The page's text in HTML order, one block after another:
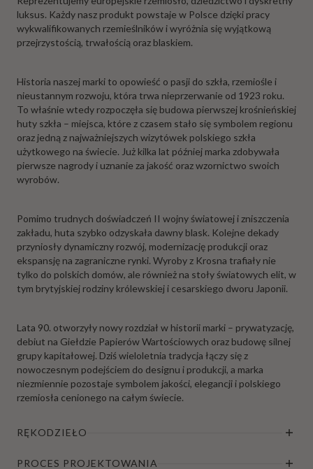
luksus. Każdy nasz produkt powstaje w Polsce dzięki pracy
wykwalifikowanych rzemieślników i wyróżnia się wyjątkową
przejrzystością, trwałością oraz blaskiem.
Historia naszej marki to opowieść o pasji do szkła, rzemiośle i
nieustannym rozwoju, która trwa nieprzerwanie od 1923 roku.
To właśnie wtedy rozpoczęła się budowa pierwszej krośnieńskiej
huty szkła – miejsca, które z czasem stało się symbolem regionu
oraz jedną z najważniejszych wizytówek polskiego szkła
użytkowego na świecie. Już kilka lat później marka zdobywała
pierwsze nagrody i uznanie za jakość oraz wzornictwo swoich
wyrobów.
Pomimo trudnych doświadczeń II wojny światowej i zniszczenia
zakładu, huta szybko odzyskała dawny blask. Kolejne dekady
przyniosły dynamiczny rozwój, modernizację produkcji oraz
ekspansję na zagraniczne rynki. Wyroby z Krosna trafiały nie
tylko do polskich domów, ale również na stoły światowych elit, w
tym brytyjskiej rodziny królewskiej i cesarskiego dworu Japonii.
Lata 90. otworzyły nowy rozdział w historii marki – prywatyzację,
debiut na Giełdzie Papierów Wartościowych oraz budowę silnej
grupy kapitałowej. Dziś wieloletnia tradycja łączy się z
nowoczesnym podejściem do designu i produkcji, a marka
niezmiennie pozostaje symbolem jakości, elegancji i polskiego
rzemiosła cenionego na całym świecie.
RĘKODZIEŁO
PROCES PROJEKTOWANIA